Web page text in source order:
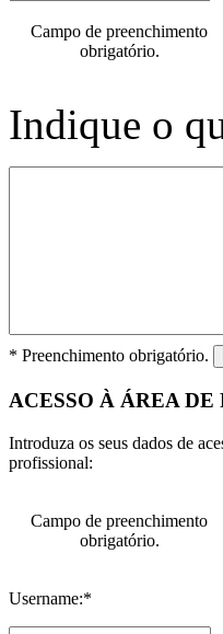
Campo de preenchimento
obrigatório.
Indique o
* Preenchimento obrigatório.
ACESSO À ÁREA DE
Introduza os seus dados de
profissional:
Campo de preenchimento
obrigatório.
Username:*